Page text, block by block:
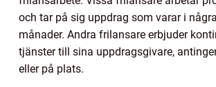
och tar på sig uppdrag som varar i
månader. Andra frilansare erbjuder
tjänster till sina uppdragsgivare,
eller på plats.